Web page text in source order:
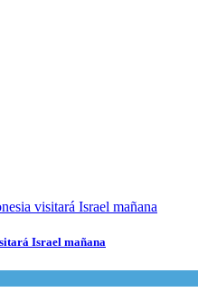
Israel mañana